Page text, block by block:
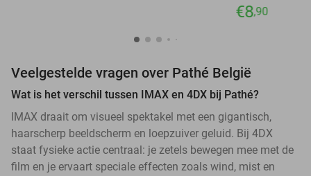
€8,90
Veelgestelde vragen over Pathé België
Wat is het verschil tussen IMAX en 4DX bij Pathé?
IMAX draait om visueel spektakel met een gigantisch,
haarscherp beeldscherm en loepzuiver geluid. Bij 4DX
staat fysieke actie centraal: je zetels bewegen mee met de
film en je ervaart speciale effecten zoals wind, mist en